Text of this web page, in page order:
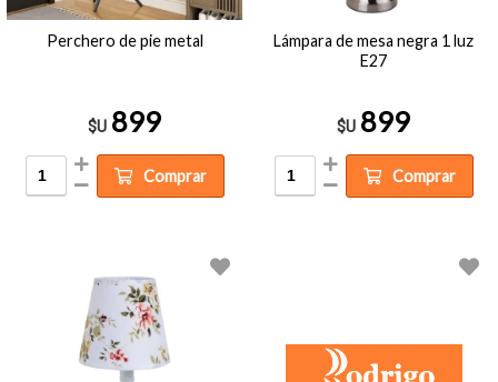
Perchero de pie metal
$U 899
Comprar
Lámpara de mesa negra 1 luz
E27
$U 899
Comprar